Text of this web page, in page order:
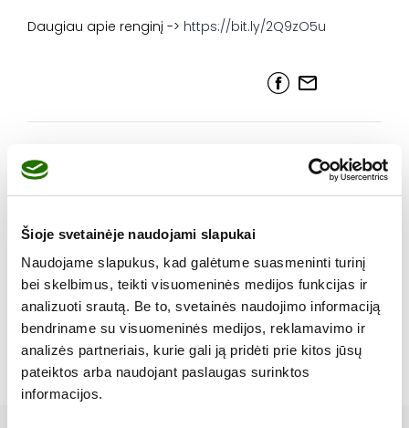
Šioje svetainėje naudojami slapukai
Naudojame slapukus, kad galėtume suasmeninti turinį
bei skelbimus, teikti visuomeninės medijos funkcijas ir
analizuoti srautą. Be to, svetainės naudojimo informaciją
bendriname su visuomeninės medijos, reklamavimo ir
analizės partneriais, kurie gali ją pridėti prie kitos jūsų
pateiktos arba naudojant paslaugas surinktos
informacijos.
Daugiau apie renginį -> https://bit.ly/2Q9zO5u
Life Sciences Baltics
KITAS
UAB „Aconitum“
įgyvendina projektą
maisto papildų
prioritetinėse užsienio
Parašykite komentarą
Tikprisijungęvartotojai gali komentuoti.